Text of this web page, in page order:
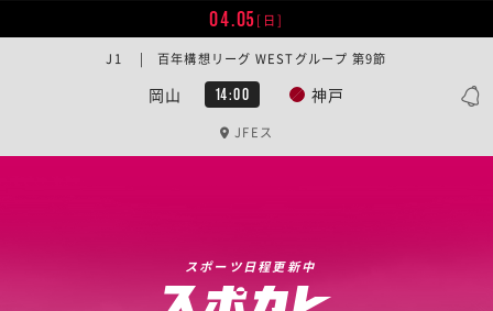
04.05[日]
岡山 14:00 神戸
J1 | 百年構想リーグ WESTグループ 第9節
JFEス
スポーツ日程更新中